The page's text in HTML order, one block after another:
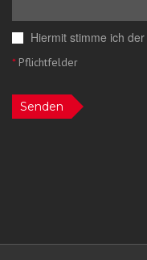
Hiermit stimme ich der
*Pflichtfelder
Senden